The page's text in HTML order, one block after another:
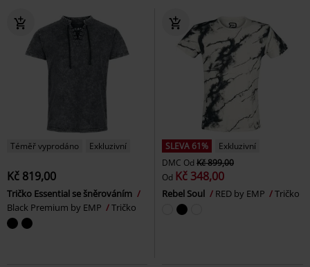
Téměř vyprodáno Exkluzivní
Kč 819,00
Tričko Essential se šněrováním
Black Premium by EMP
Tričko
SLEVA 61%
Exkluzivní
DMC Od Kč 899,00
Od Kč 348,00
Rebel Soul RED by EMP Tričko